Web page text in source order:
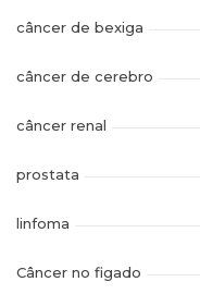
câncer de bexiga
câncer de cerebro
câncer renal
prostata
linfoma
Câncer no figado